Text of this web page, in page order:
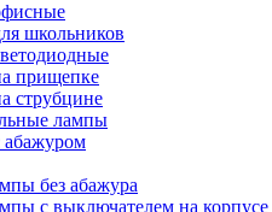
школьников
прищепке
струбцине
лампы
без абажура
с выключателем на корпусе